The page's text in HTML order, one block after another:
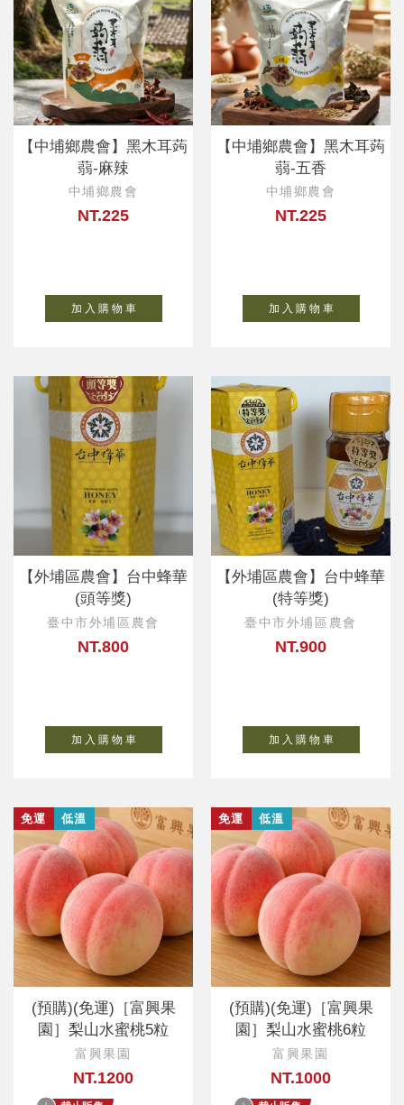
【中埔鄉農會】黑木耳蒟
蒻-麻辣
中埔鄉農會
NT.225
加 入 購 物 車
【中埔鄉農會】黑木耳蒟
蒻-五香
中埔鄉農會
NT.225
加 入 購 物 車
【外埔區農會】台中蜂華
(頭等獎)
臺中市外埔區農會
NT.800
加 入 購 物 車
【外埔區農會】台中蜂華
(特等獎)
臺中市外埔區農會
NT.900
加 入 購 物 車
免運 低溫
(預購)(免運)［富興果
園］梨山水蜜桃5粒
富興果園
NT.1200
免運 低溫
(預購)(免運)［富興果
園］梨山水蜜桃6粒
富興果園
NT.1000